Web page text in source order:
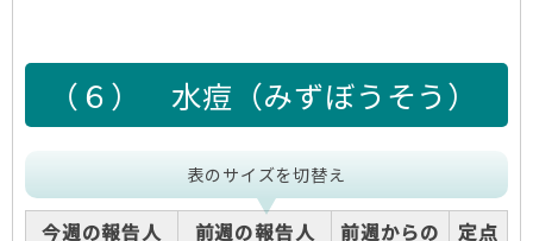
（６） 水痘（みずぼうそう）
表のサイズを切替え
今週の報告人
前週の報告人
前週からの
定点